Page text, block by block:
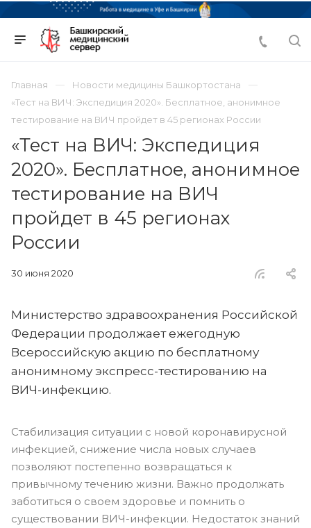
Главная
Новости медицины Башкортостана
«Тест на ВИЧ: Экспедиция 2020». Бесплатное, анонимное
тестирование на ВИЧ пройдет в 45 регионах России
«Тест на ВИЧ: Экспедиция
2020». Бесплатное, анонимное
тестирование на ВИЧ
пройдет в 45 регионах
России
30 июня 2020
Министерство здравоохранения Российской
Федерации продолжает ежегодную
Всероссийскую акцию по бесплатному
анонимному экспресс-тестированию на
ВИЧ-инфекцию.
Стабилизация ситуации с новой коронавирусной
инфекцией, снижение числа новых случаев
позволяют постепенно возвращаться к
привычному течению жизни. Важно продолжать
заботиться о своем здоровье и помнить о
существовании ВИЧ-инфекции. Недостаток знаний